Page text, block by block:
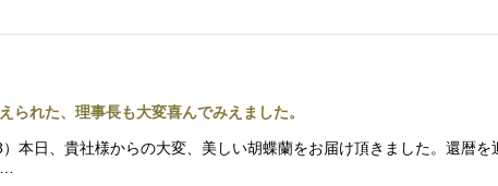
られた、理事長も大変喜んでみえました。
本日、貴社様からの大変、美しい胡蝶蘭をお届け頂きました。還暦